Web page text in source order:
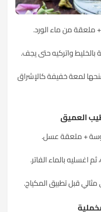
+ ملعقة من ماء الورد.
واتركيه حتى يجف.
لمعة خفيفة كالإشراق
+ ملعقة عسل.
قبل تطبيق المكياج.